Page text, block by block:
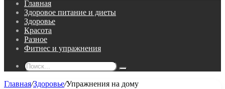
Главная
Здоровое питание и диеты
Здоровье
Красота
Разное
Фитнес и упражнения
Поиск...
Главная/Здоровье/Упражнения на дому